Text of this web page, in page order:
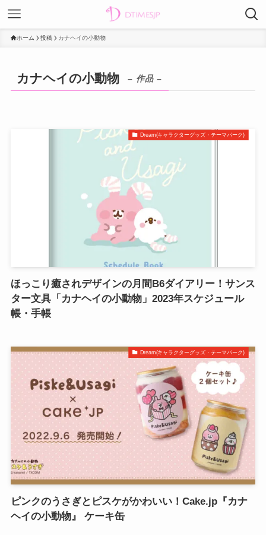
ホーム 投稿 カナヘイの小動物
カナヘイの小動物 – 作品 –
Dream(キャラクターグッズ・テーマパーク)
ほっこり癒されデザインの月間B6ダイアリー！サンス
ター文具「カナヘイの小動物」2023年スケジュール
帳・手帳
Dream(キャラクターグッズ・テーマパーク)
ピンクのうさぎとピスケがかわいい！Cake.jp『カナ
ヘイの小動物』 ケーキ缶